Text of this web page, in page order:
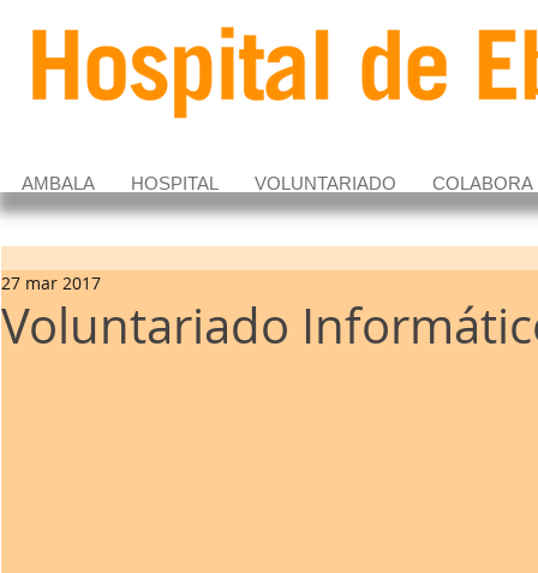
AMBALA HOSPITAL VOLUNTARIADO COLABORA
Voluntariado
27 mar 2017